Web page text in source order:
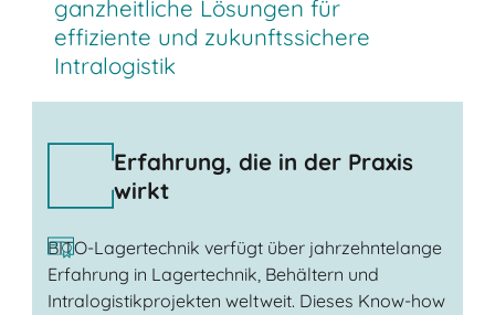
ganzheitliche Lösungen für
effiziente und zukunftssichere
Intralogistik
Erfahrung, die in der Praxis
wirkt
BITO-Lagertechnik verfügt über jahrzehntelange
Erfahrung in Lagertechnik, Behältern und
Intralogistikprojekten weltweit. Dieses Know-how